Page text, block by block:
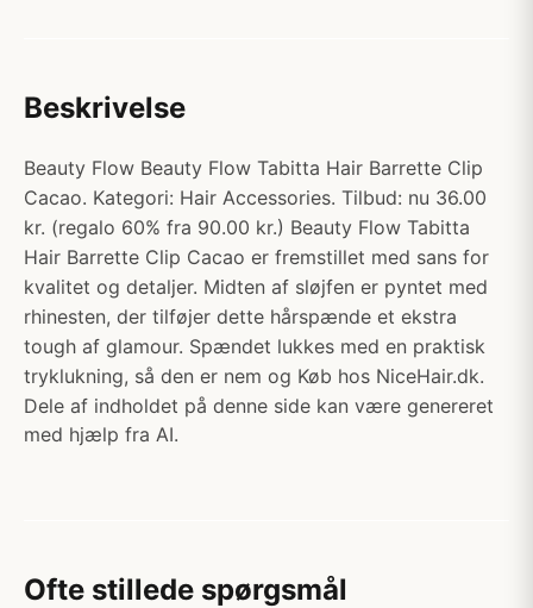
Beskrivelse
Beauty Flow Beauty Flow Tabitta Hair Barrette Clip
Cacao. Kategori: Hair Accessories. Tilbud: nu 36.00
kr. (regalo 60% fra 90.00 kr.) Beauty Flow Tabitta
Hair Barrette Clip Cacao er fremstillet med sans for
kvalitet og detaljer. Midten af sløjfen er pyntet med
rhinesten, der tilføjer dette hårspænde et ekstra
tough af glamour. Spændet lukkes med en praktisk
tryklukning, så den er nem og Køb hos NiceHair.dk.
Dele af indholdet på denne side kan være genereret
med hjælp fra AI.
Ofte stillede spørgsmål